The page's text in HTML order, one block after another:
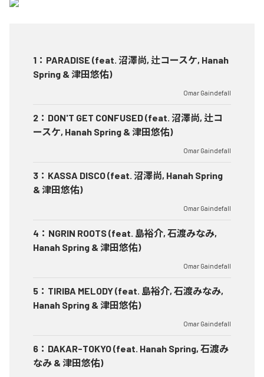
1 ： PARADISE (feat. 沼澤尚, 辻コースケ, Hanah
Spring & 津田悠佑)
Omar Gaindefall
2 ： DON'T GET CONFUSED (feat. 沼澤尚, 辻コ
ースケ, Hanah Spring & 津田悠佑)
Omar Gaindefall
3 ： KASSA DISCO (feat. 沼澤尚, Hanah Spring
& 津田悠佑)
Omar Gaindefall
4 ： NGRIN ROOTS (feat. 島裕介, 石渡みなみ,
Hanah Spring & 津田悠佑)
Omar Gaindefall
5 ： TIRIBA MELODY (feat. 島裕介, 石渡みなみ,
Hanah Spring & 津田悠佑)
Omar Gaindefall
6 ： DAKAR-TOKYO (feat. Hanah Spring, 石渡み
なみ & 津田悠佑)